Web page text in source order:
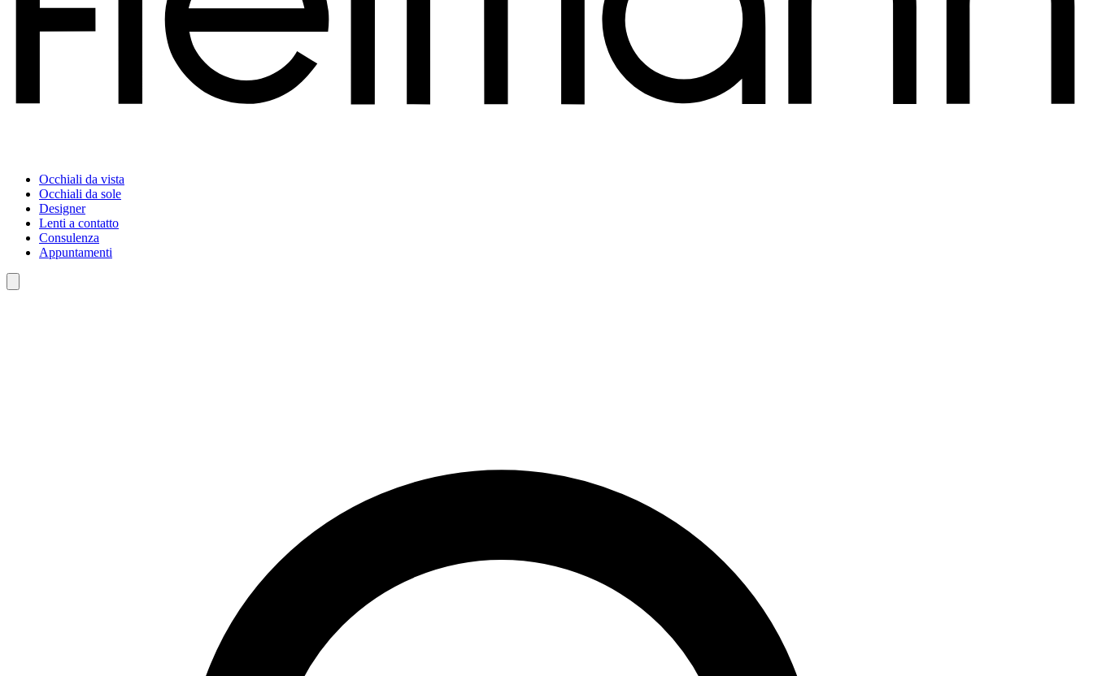
Occhiali da vista
Occhiali da sole
Designer
Lenti a contatto
Consulenza
Appuntamenti